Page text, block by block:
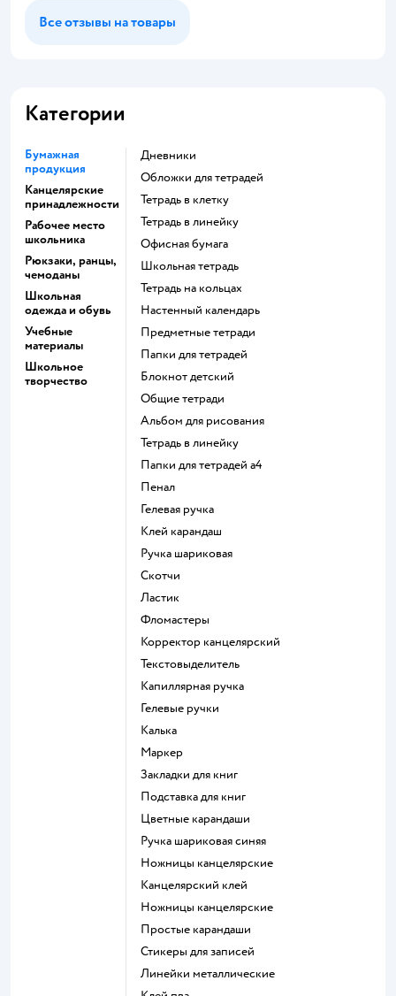
Все отзывы на товары
Категории
Бумажная
продукция
Канцелярские
принадлежности
Рабочее место
школьника
Рюкзаки, ранцы,
чемоданы
Школьная
одежда и обувь
Учебные
материалы
Школьное
творчество
Дневники
Обложки для тетрадей
Тетрадь в клетку
Тетрадь в линейку
Офисная бумага
Школьная тетрадь
Тетрадь на кольцах
Настенный календарь
Предметные тетради
Папки для тетрадей
Блокнот детский
Общие тетради
Альбом для рисования
Тетрадь в линейку
Папки для тетрадей а4
Пенал
Гелевая ручка
Клей карандаш
Ручка шариковая
Скотчи
Ластик
Фломастеры
Корректор канцелярский
Текстовыделитель
Капиллярная ручка
Гелевые ручки
Калька
Маркер
Закладки для книг
Подставка для книг
Цветные карандаши
Ручка шариковая синяя
Ножницы канцелярские
Канцелярский клей
Ножницы канцелярские
Простые карандаши
Стикеры для записей
Линейки металлические